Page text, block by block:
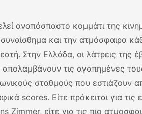
αναπόσπαστο κομμάτι της
και την ατμόσφαιρα
Στην Ελλάδα, οι λάτρεις της
απολαμβάνουν τις αγαπημένες
σταθμούς που εστιάζουν
scores. Είτε πρόκειται για τις
Zimmer, είτε για τις πιο